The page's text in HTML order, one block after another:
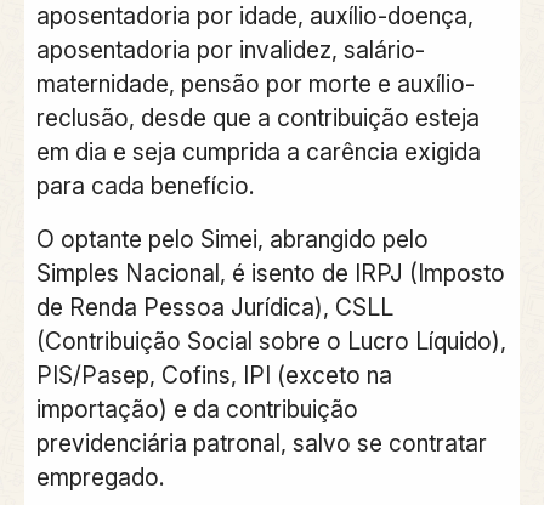
aposentadoria por idade, auxílio-doença,
aposentadoria por invalidez, salário-
maternidade, pensão por morte e auxílio-
reclusão, desde que a contribuição esteja
em dia e seja cumprida a carência exigida
para cada benefício.
O optante pelo Simei, abrangido pelo
Simples Nacional, é isento de IRPJ (Imposto
de Renda Pessoa Jurídica), CSLL
(Contribuição Social sobre o Lucro Líquido),
PIS/Pasep, Cofins, IPI (exceto na
importação) e da contribuição
previdenciária patronal, salvo se contratar
empregado.